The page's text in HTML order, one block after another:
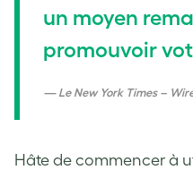
un moyen
promouvoir
Le New York Times –
Hâte de commencer à